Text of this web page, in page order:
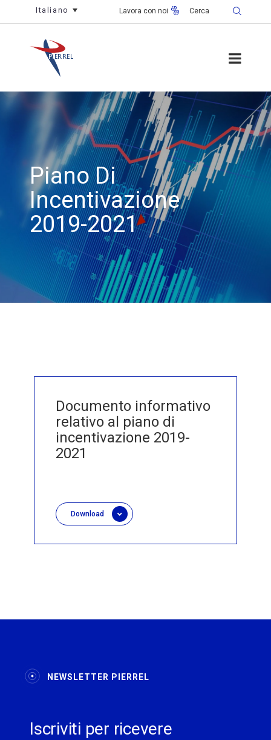
Italiano Lavora con noi
Piano Di
Incentivazione
2019-2021
Documento informativo
relativo al piano di
incentivazione 2019-
2021
Download
NEWSLETTER PIERREL
Iscriviti per ricevere